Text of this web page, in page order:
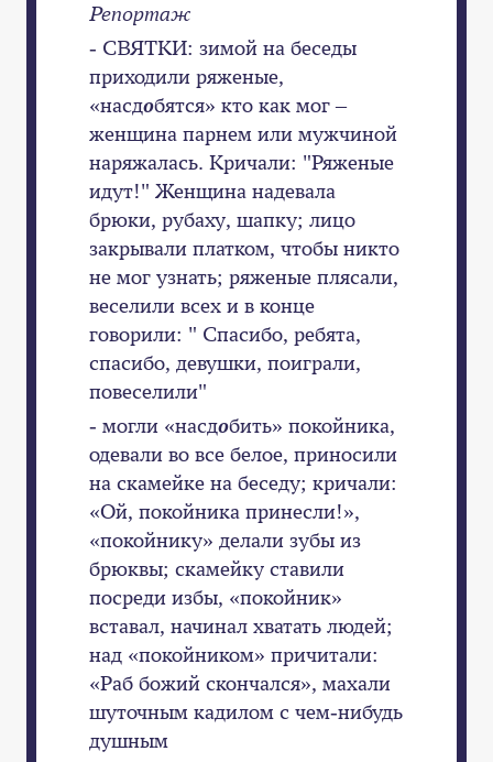
Репортаж
- СВЯТКИ: зимой на беседы
приходили ряженые,
«насдобятся» кто как мог –
женщина парнем или мужчиной
наряжалась. Кричали: "Ряженые
идут!" Женщина надевала
брюки, рубаху, шапку; лицо
закрывали платком, чтобы никто
не мог узнать; ряженые плясали,
веселили всех и в конце
говорили: " Спасибо, ребята,
спасибо, девушки, поиграли,
повеселили"
- могли «насдобить» покойника,
одевали во все белое, приносили
на скамейке на беседу; кричали:
«Ой, покойника принесли!»,
«покойнику» делали зубы из
брюквы; скамейку ставили
посреди избы, «покойник»
вставал, начинал хватать людей;
над «покойником» причитали:
«Раб божий скончался», махали
шуточным кадилом с чем-нибудь
душным